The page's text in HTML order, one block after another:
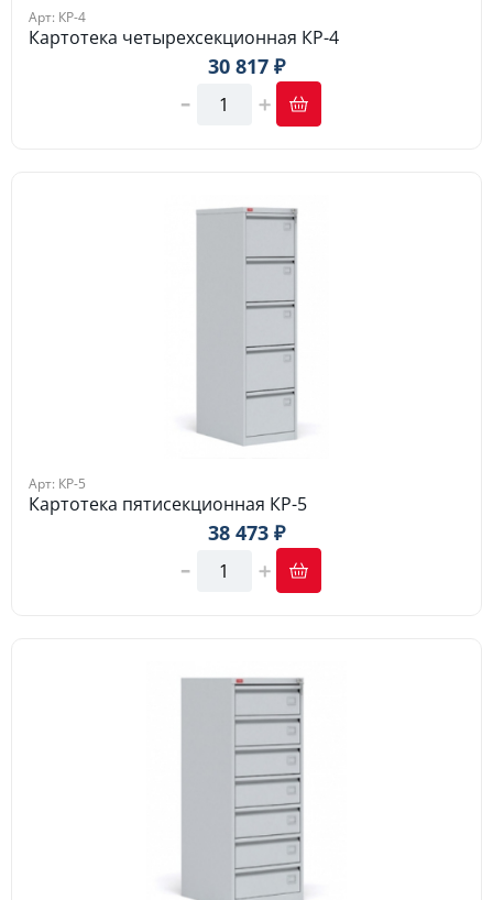
Арт: КР-4
Картотека четырехсекционная КР-4
30 817 ₽
Арт: КР-5
Картотека пятисекционная КР-5
38 473 ₽